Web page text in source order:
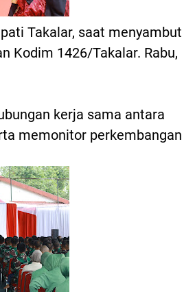
Takalar, saat menyambut
Kodim 1426/Takalar. Rabu,
kerja sama antara
memonitor perkembangan